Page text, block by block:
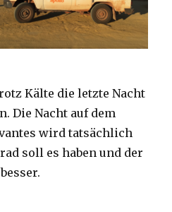
Kälte die letzte Nacht
Die Nacht auf dem
wird tatsächlich
soll es haben und der